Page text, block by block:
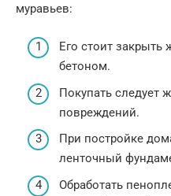
муравьев:
Его стоит закрыть
бетоном.
Покупать следует
повреждений.
При постройке
ленточный
Обработать